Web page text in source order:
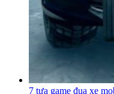
7 tựa game đua xe